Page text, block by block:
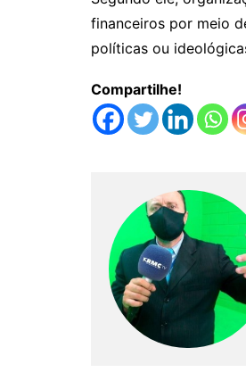
financeiros por meio
políticas ou
Compartilhe!